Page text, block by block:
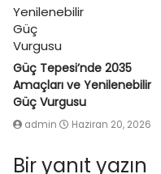
Güç Tepesi’nde 2035
Amaçları ve Yenilenebilir
Güç Vurgusu
admin Haziran 20, 2026
Bir yanıt yazın